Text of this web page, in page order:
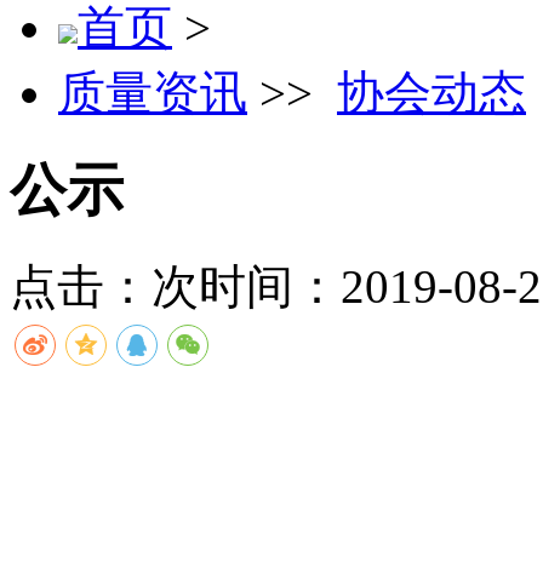
首页 >
质量资讯 >> 协会动态
公示
点击： 次时间：2019-08-